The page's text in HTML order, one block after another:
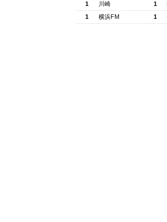
1
川崎 1
1
横浜FM 1